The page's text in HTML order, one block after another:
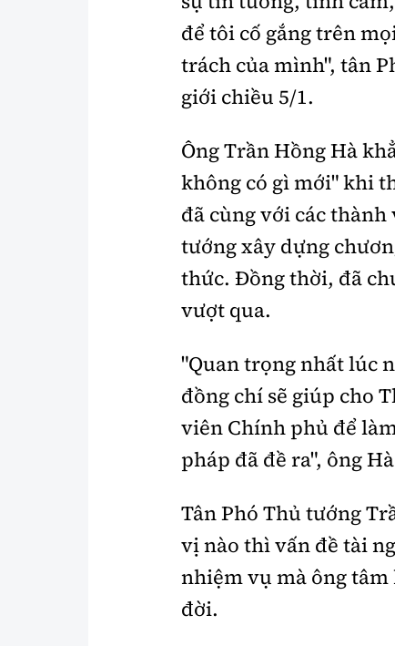
để tôi cố gắng trên
trách của mình", tân
giới chiều 5/1.
Ông Trần Hồng Hà
không có gì mới" khi
đã cùng với các
tướng xây dựng
thức. Đồng thời, đã
vượt qua.
"Quan trọng nhất lúc
đồng chí sẽ giúp cho
viên Chính phủ để
pháp đã đề ra", ông
Tân Phó Thủ tướng
vị nào thì vấn đề tài
nhiệm vụ mà ông
đời.